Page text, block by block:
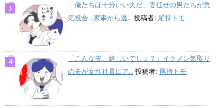
「俺たちは十分いい夫だ」妻任せの男たちが意
気投合…家事から逃... 投稿者: 尾持トモ
「こんな夫、嬉しいでしょ？」イクメン気取り
の夫が女性社員にア... 投稿者: 尾持トモ